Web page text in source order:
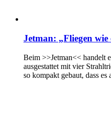
Jetman: „Fliegen wie
Beim >>Jetman<< handelt
ausgestattet mit vier
so kompakt gebaut, dass es